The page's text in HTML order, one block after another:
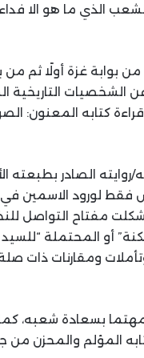
الذي ما هو الا فداء
غزة أولًا ثم من
التاريخية
كتابه المعنون:
الصادر بطبعته
ليس فقط لورود
شكلت مفتاح التواصل
أو المحتملة
ومقارنات ذات صلة
مهتما بسعادة شعبه،
المؤلم والمحزن